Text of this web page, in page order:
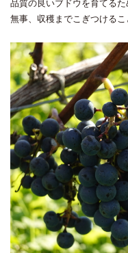
品質の良いブドウを育てる
無事、収穫までこぎつけるこ